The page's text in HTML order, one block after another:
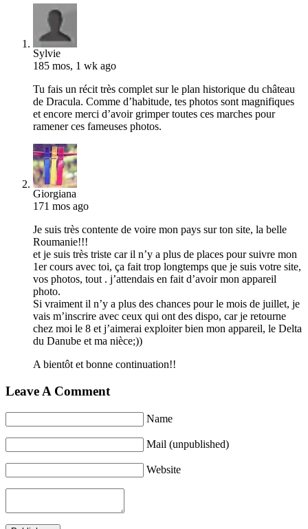
Sylvie
185 mos, 1 wk ago
Tu fais un récit très complet sur le plan historique du château
de Dracula. Comme d’habitude, tes photos sont magnifiques
et encore merci d’avoir grimper toutes ces marches pour
ramener ces fameuses photos.
Giorgiana
171 mos ago
Je suis très contente de voire mon pays sur ton site, la belle
Roumanie!!!
et je suis très triste car il n’y a plus de places pour suivre mon
1er cours avec toi, ça fait trop longtemps que je suis votre site,
vos photos, tout . j’attendais en fait d’avoir mon appareil
photo.
Si vraiment il n’y a plus des chances pour le mois de juillet, je
vais m’inscrire avec ceux qui ont des dispo, car je retourne
chez moi le 8 et j’aimerai exploiter bien mon appareil, le Delta
du Danube et ma nièce;))
A bientôt et bonne continuation!!
Leave A Comment
Name
Mail (unpublished)
Website